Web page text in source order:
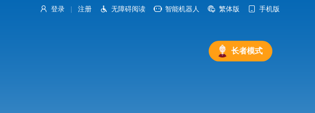
登录 注册 无障碍阅读 智能机器人 繁体版 手机版
长者模式